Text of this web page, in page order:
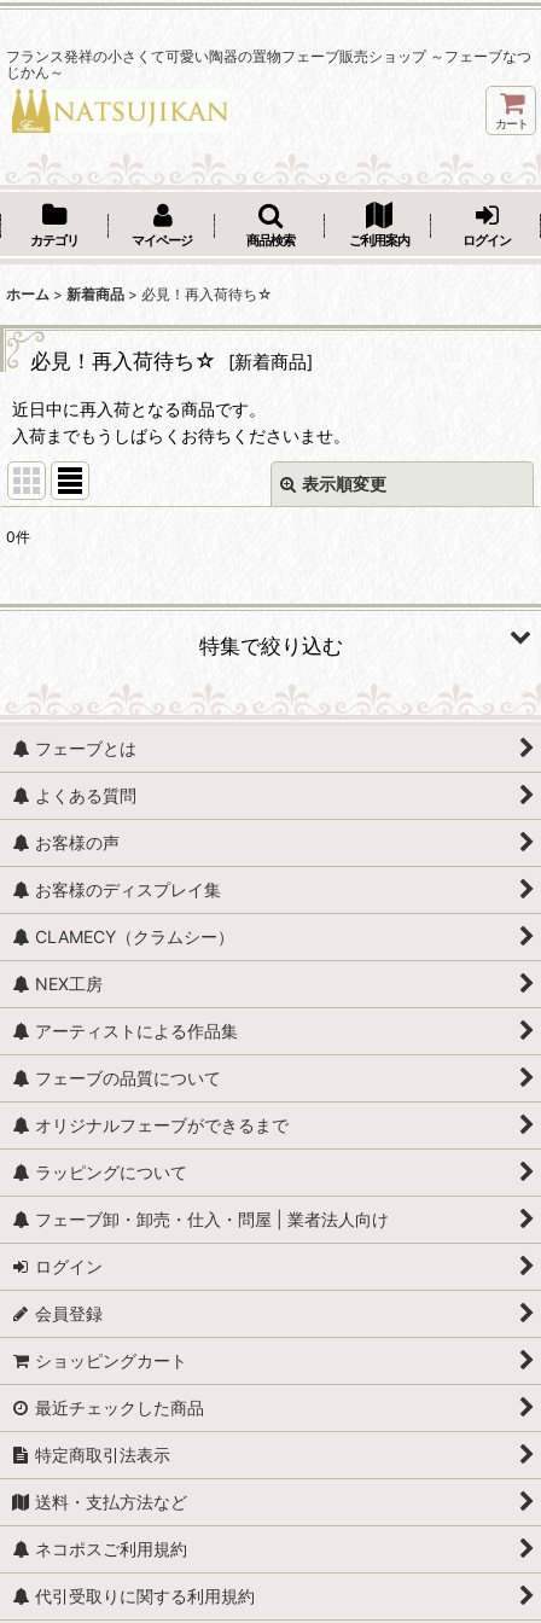
フランス発祥の小さくて可愛い陶器の置物フェーブ販売ショップ ～フェーブなつ
じかん～
カート
カテゴリ マイページ 商品検索 ご利用案内 ログイン
ホーム > 新着商品 > 必見！再入荷待ち☆
必見！再入荷待ち☆ [新着商品]
近日中に再入荷となる商品です。
入荷までもうしばらくお待ちくださいませ。
表示順変更
絞り込む
0件
特集で絞り込む
人気！再入荷商品☆
必見！再入荷待ち☆
フェーブとは
よくある質問
お客様の声
お客様のディスプレイ集
CLAMECY（クラムシー）
NEX工房
アーティストによる作品集
フェーブの品質について
オリジナルフェーブができるまで
ラッピングについて
フェーブ卸・卸売・仕入・問屋 | 業者法人向け
ログイン
会員登録
ショッピングカート
最近チェックした商品
特定商取引法表示
送料・支払方法など
ネコポスご利用規約
代引受取りに関する利用規約